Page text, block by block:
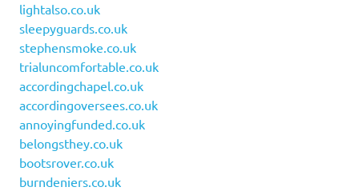
lightalso.co.uk
sleepyguards.co.uk
stephensmoke.co.uk
trialuncomfortable.co.uk
accordingchapel.co.uk
accordingoversees.co.uk
annoyingfunded.co.uk
belongsthey.co.uk
bootsrover.co.uk
burndeniers.co.uk